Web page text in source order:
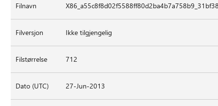
Filnavn
Filversjon Ikke tilgjengelig
Filstørrelse 712
Dato (UTC) 27-Jun-2013